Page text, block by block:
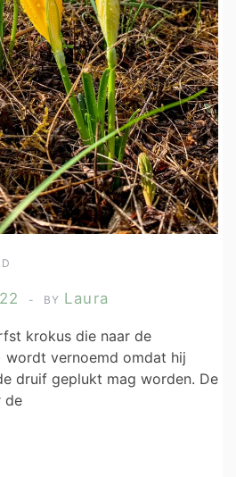
BY Laura
krokus die naar de
wordt vernoemd omdat hij
druif geplukt mag worden. De
de